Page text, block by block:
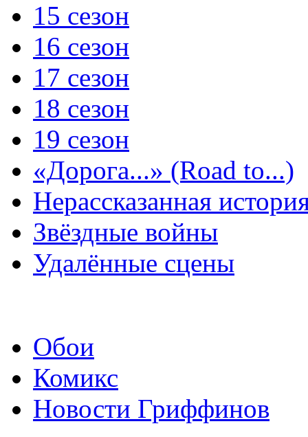
15 сезон
16 сезон
17 сезон
18 сезон
19 сезон
«Дорога...» (Road to...)
Нерассказанная
Звёздные войны
Удалённые сцены
Обои
Комикс
Новости Гриффинов